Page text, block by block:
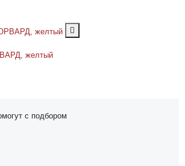
желтый
с подбором